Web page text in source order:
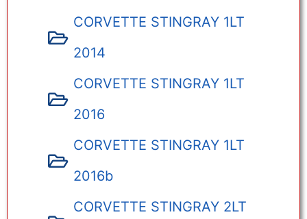
CORVETTE STINGRAY 1LT
2014
CORVETTE STINGRAY 1LT
2016
CORVETTE STINGRAY 1LT
2016b
CORVETTE STINGRAY 2LT